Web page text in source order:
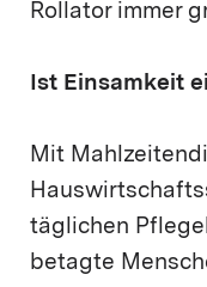
Rollator immer
Ist Einsamkeit
Mit
täglichen
betagte